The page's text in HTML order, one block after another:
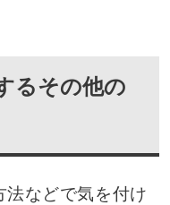
るその他の
などで気を付け